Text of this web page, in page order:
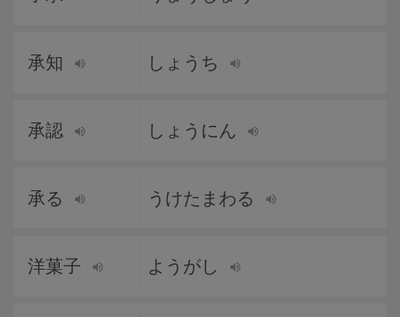
承知 しょうち
承認 しょうにん
承る うけたまわる
洋菓子 ようがし